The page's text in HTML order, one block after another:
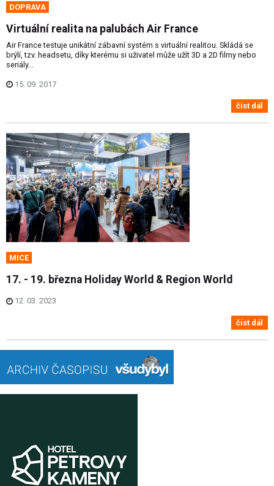
DOPRAVA
Virtuální realita na palubách Air France
Air France testuje unikátní zábavní systém s virtuální realitou. Skládá se
brýlí, tzv. headsetu, díky kterému si uživatel může užít 3D a 2D filmy nebo
seriály...
15. 09. 2017
číst dál
MICE
17. - 19. března Holiday World & Region World
12. 03. 2023
číst dál